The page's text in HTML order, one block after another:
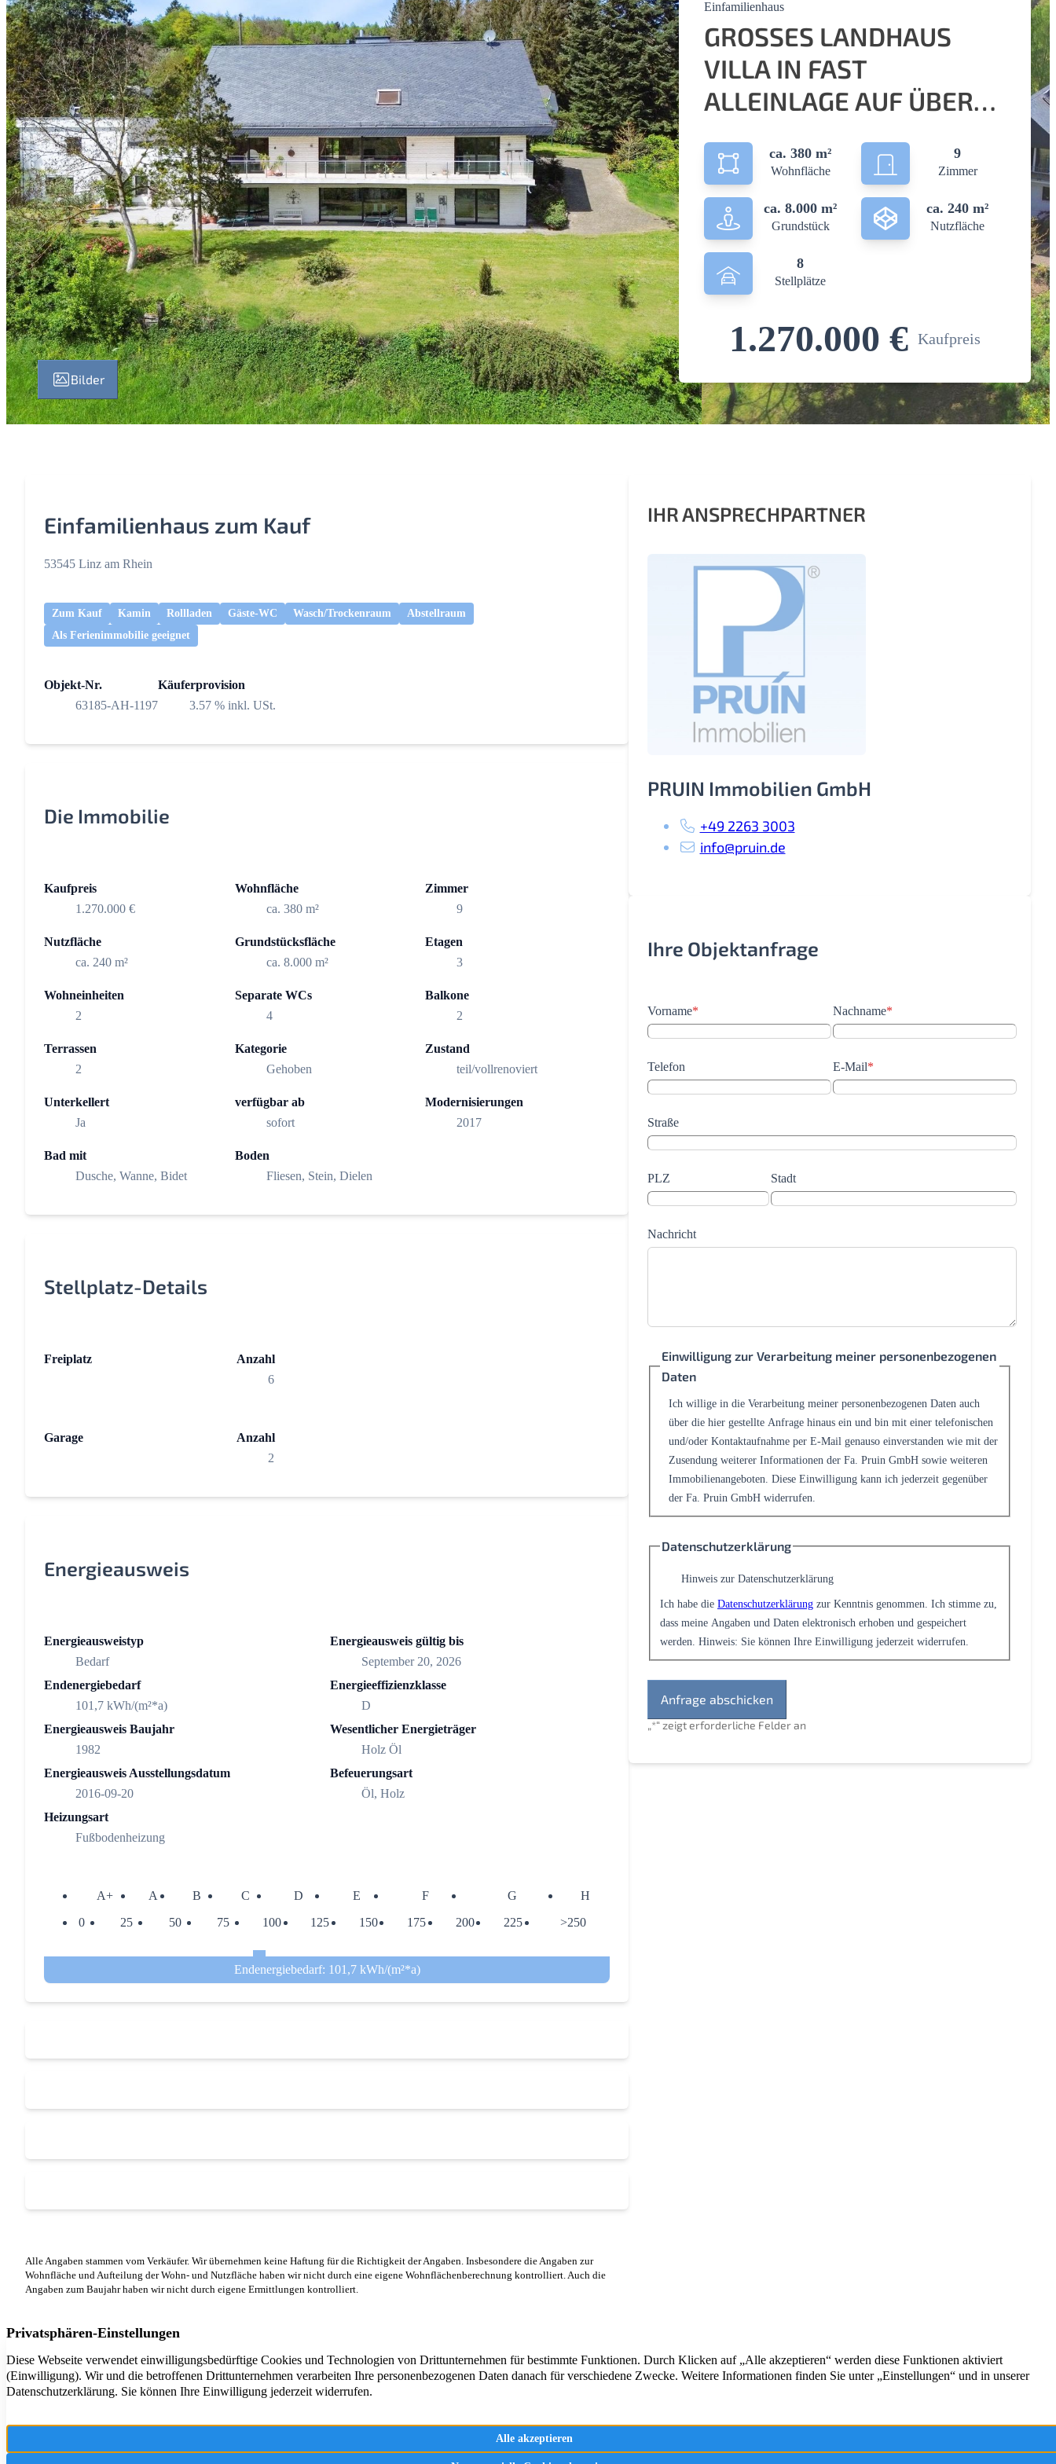
Bilder
Einfamilienhaus
GROSSES LANDHAUS V
ILLA IN FAST A
LLEINLAGE AUF ÜBER 8
ORTSRAND HERRLICHE F
ERNSICHT
ca. 380 m²
Wohnfläche
9
Zimmer
ca. 8.000 m²
Grundstück
ca. 240 m²
Nutzfläche
8
Stellplätze
1.270.000 € Kaufpreis
Einfamilienhaus zum Kauf
53545 Linz am Rhein
Zum Kauf Kamin Rollladen Gäste-WC Wasch/Trockenraum
Abstellraum
Als Ferienimmobilie geeignet
Objekt-Nr.
63185-AH-1197
Käuferprovision
3.57 % inkl. USt.
Die Immobilie
Kaufpreis
1.270.000 €
Wohnfläche
ca. 380 m²
Zimmer
9
Nutzfläche
ca. 240 m²
Grundstücksfläche
ca. 8.000 m²
Etagen
3
Wohneinheiten
2
Separate WCs
4
Balkone
2
Terrassen
2
Kategorie
Gehoben
Zustand
teil/vollrenoviert
Unterkellert
Ja
verfügbar ab
sofort
Modernisierungen
2017
Bad mit
Dusche, Wanne, Bidet
Boden
Fliesen, Stein, Dielen
Stellplatz-Details
Freiplatz
Anzahl
6
Garage
Anzahl
2
Energieausweis
Energieausweistyp
Bedarf
Energieausweis gültig bis
September 20, 2026
Endenergiebedarf
101,7 kWh/(m²*a)
Energieeffizienzklasse
D
Energieausweis Baujahr
1982
Wesentlicher Energieträger
Holz Öl
Energieausweis Ausstellungsdatum
2016-09-20
Befeuerungsart
Öl, Holz
Heizungsart
Fußbodenheizung
A+ A B C D E F G
H
0
25 50 75 100 125 150 175 200 225 >250
Endenergiebedarf: 101,7 kWh/(m²*a)
Alle Angaben stammen vom Verkäufer. Wir übernehmen keine Haftung für die Richtigkeit der Angaben. Insbesondere die Angaben zur
Wohnfläche und Aufteilung der Wohn- und Nutzfläche haben wir nicht durch eine eigene Wohnflächenberechnung kontrolliert. Auch die
Angaben zum Baujahr haben wir nicht durch eigene Ermittlungen kontrolliert.
IHR ANSPRECHPARTNER
PRUIN Immobilien GmbH
+49 2263 3003
info@pruin.de
Ihre Objektanfrage
„*“ zeigt erforderliche Felder an
Vorname* Nachname*
Telefon E-Mail*
Straße
PLZ Stadt
Nachricht
Einwilligung zur Verarbeitung meiner personenbezogenen
Daten
Ich willige in die Verarbeitung meiner personenbezogenen Daten auch
über die hier gestellte Anfrage hinaus ein und bin mit einer telefonischen
und/oder Kontaktaufnahme per E-Mail genauso einverstanden wie mit der
Zusendung weiterer Informationen der Fa. Pruin GmbH sowie weiteren
Immobilienangeboten. Diese Einwilligung kann ich jederzeit gegenüber
der Fa. Pruin GmbH widerrufen.
Datenschutzerklärung
Hinweis zur Datenschutzerklärung
Ich habe die Datenschutzerklärung zur Kenntnis genommen. Ich stimme zu,
dass meine Angaben und Daten elektronisch erhoben und gespeichert
werden. Hinweis: Sie können Ihre Einwilligung jederzeit widerrufen.
Ihr Partner rund um die Vermittlung, Beratung